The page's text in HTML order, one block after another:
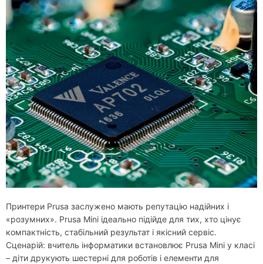
Принтери Prusa заслужено мають репутацію надійних і
«розумних». Prusa Mini ідеально підійде для тих, хто цінує
компактність, стабільний результат і якісний сервіс.
Сценарій: вчитель інформатики встановлює Prusa Mini у класі
– діти друкують шестерні для роботів і елементи для